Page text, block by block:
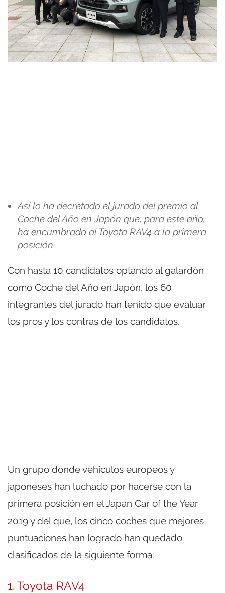
Así lo ha decretado el jurado del premio al
Coche del Año en Japón que, para este año,
ha encumbrado al Toyota RAV4 a la primera
posición
Con hasta 10 candidatos optando al galardón
como Coche del Año en Japón, los 60
integrantes del jurado han tenido que evaluar
los pros y los contras de los candidatos.
Un grupo donde vehículos europeos y
japoneses han luchado por hacerse con la
primera posición en el Japan Car of the Year
2019 y del que, los cinco coches que mejores
puntuaciones han logrado han quedado
clasificados de la siguiente forma:
1. Toyota RAV4